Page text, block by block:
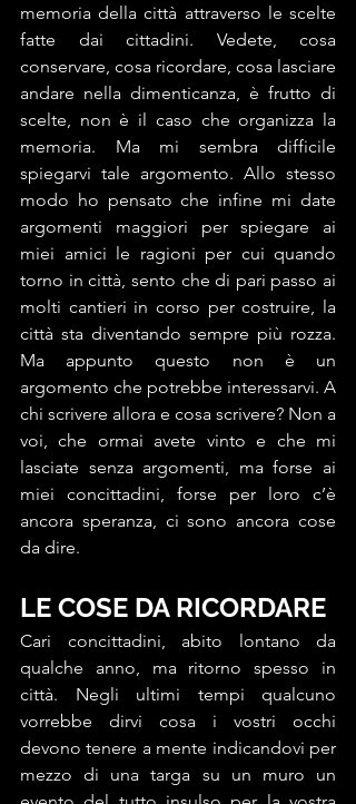
memoria della città attraverso le scelte
fatte dai cittadini. Vedete, cosa
conservare, cosa ricordare, cosa lasciare
andare nella dimenticanza, è frutto di
scelte, non è il caso che organizza la
memoria. Ma mi sembra difficile
spiegarvi tale argomento. Allo stesso
modo ho pensato che infine mi date
argomenti maggiori per spiegare ai
miei amici le ragioni per cui quando
torno in città, sento che di pari passo ai
molti cantieri in corso per costruire, la
città sta diventando sempre più rozza.
Ma appunto questo non è un
argomento che potrebbe interessarvi. A
chi scrivere allora e cosa scrivere? Non a
voi, che ormai avete vinto e che mi
lasciate senza argomenti, ma forse ai
miei concittadini, forse per loro c’è
ancora speranza, ci sono ancora cose
da dire.
LE COSE DA RICORDARE
Cari concittadini, abito lontano da
qualche anno, ma ritorno spesso in
città. Negli ultimi tempi qualcuno
vorrebbe dirvi cosa i vostri occhi
devono tenere a mente indicandovi per
mezzo di una targa su un muro un